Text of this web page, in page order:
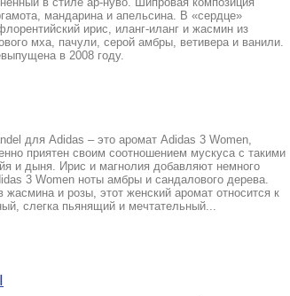
мандарина и апельсина. В «сердце»
ирис, иланг-иланг и жасмин из
мха, пачули, серой амбры, ветивера и ванили.
в 2008 году.
для Adidas – это аромат Adidas 3 Women,
приятен своим соотношением мускуса с такими
и дыня. Ирис и магнолия добавляют немного
3 Women ноты амбры и сандалового дерева.
жасмина и розы, этот женский аромат относится к
слегка пьянящий и мечтательный...